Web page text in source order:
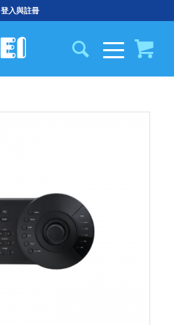
登入與註冊